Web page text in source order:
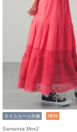
タイムセール対象 NEW
Samansa Mos2